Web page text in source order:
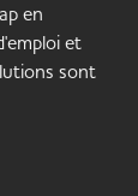
en
et
sont